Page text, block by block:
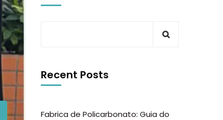
Recent Posts
Fabrica de Policarbonato: Guia do